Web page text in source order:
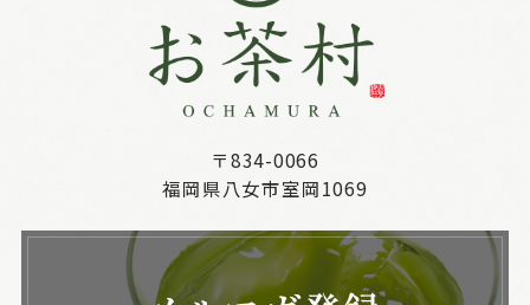
〒834-0066
福岡県八女市室岡1069